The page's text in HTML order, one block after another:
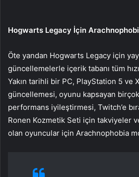
Hogwarts Legacy İçin
Öte yandan Hogwarts Legacy için
güncellemelerle içerik tabanı tüm
Yakın tarihli bir PC, PlayStation 5 ve
güncellemesi, oyunu kapsayan
performans iyileştirmesi, Twitch’e
Ronen Kozmetik Seti için takviyeler
olan oyuncular için Arachnophobia